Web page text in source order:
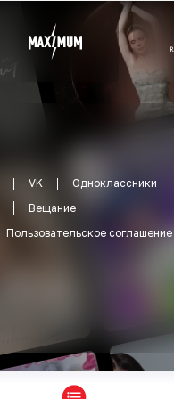
VK
Одноклассники
Вещание
Пользовательское соглашение